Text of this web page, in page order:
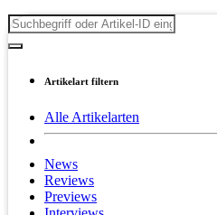
Artikelart filtern
Alle Artikelarten
News
Reviews
Previews